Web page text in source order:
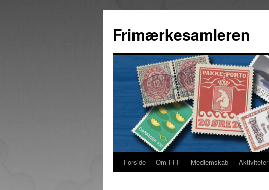
indhold
Frimærkesamleren
Forside Om FFF Medlemskab Aktiviteter